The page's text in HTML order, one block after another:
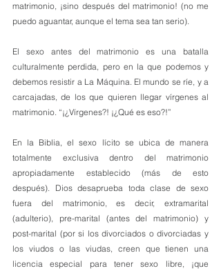
matrimonio, ¡sino después del matrimonio! (no me
puedo aguantar, aunque el tema sea tan serio).
El sexo antes del matrimonio es una batalla
culturalmente perdida, pero en la que podemos y
debemos resistir a La Máquina. El mundo se ríe, y a
carcajadas, de los que quieren llegar vírgenes al
matrimonio. “¡¿Vírgenes?! ¡¿Qué es eso?!”
En la Biblia, el sexo lícito se ubica de manera
totalmente exclusiva dentro del matrimonio
apropiadamente establecido (más de esto
después). Dios desaprueba toda clase de sexo
fuera del matrimonio, es decir, extramarital
(adulterio), pre-marital (antes del matrimonio) y
post-marital (por si los divorciados o divorciadas y
los viudos o las viudas, creen que tienen una
licencia especial para tener sexo libre, ¡que